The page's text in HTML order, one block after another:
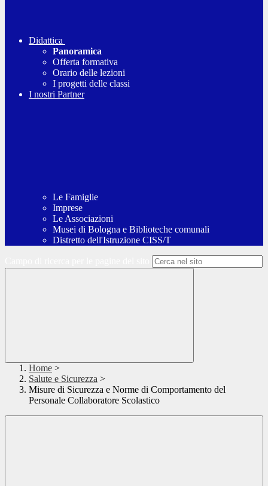
Didattica
Panoramica
Offerta formativa
Orario delle lezioni
I progetti delle classi
I nostri Partner
Le Famiglie
Imprese
Le Associazioni
Musei di Bologna e Biblioteche comunali
Distretto dell'Istruzione CISS/T
Home >
Salute e Sicurezza >
Misure di Sicurezza e Norme di Comportamento del
Personale Collaboratore Scolastico